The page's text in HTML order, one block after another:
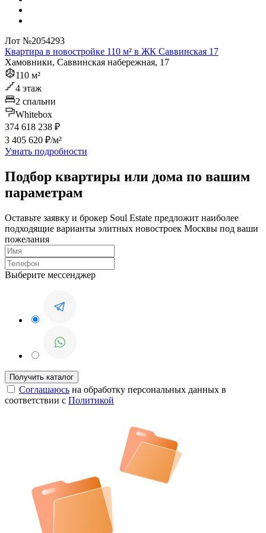
Лот №2054293
Квартира в новостройке 110 м² в ЖК Саввинская 17
Хамовники, Саввинская набережная, 17
110 м²
4 этаж
2 спальни
Whitebox
374 618 238 ₽
3 405 620 ₽/м²
Узнать подробности
Подбор квартиры или дома по вашим
параметрам
Оставьте заявку и брокер Soul Estate предложит наиболее
подходящие варианты элитных новостроек Москвы под ваши
пожелания
Выберите мессенджер
Соглашаюсь на обработку персональных данных в
соответствии с Политикой